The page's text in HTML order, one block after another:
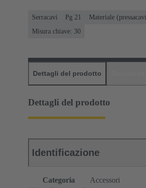
Serracavi Pg 21
Materiale
Misura chiave: 30
Dettagli del prodotto
Dettagli del prodotto
Identificazione
Categoria
Accessori